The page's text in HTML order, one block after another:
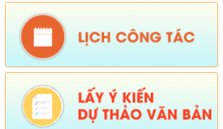
Số:Số: 1839/KH-UBND
(KẾ HOẠCH Công tác phổ biến, giáo dục pháp luật 6
tháng cuối năm 2026 trên địa bàn xã Sì Lở Lầu)
Ngày ban hành: (05/08/2026) -Ngày hiệu lực: (04/08/2026)
Số: Số: 1721/KH-UBND
(KẾ HOẠCH Tổ chức Hội nghị tổng kết năm học 2025-
2026, triển khai nhiệm vụ năm học 2026-2027)
Số: Số: 1805/KH-UBND
Tên:
(KẾ HOẠCH Thực hiện cao điểm tuyên truyền, vận động
và hỗ trợ Nhân dân thu nhận, kích hoạt tài khoản định danh